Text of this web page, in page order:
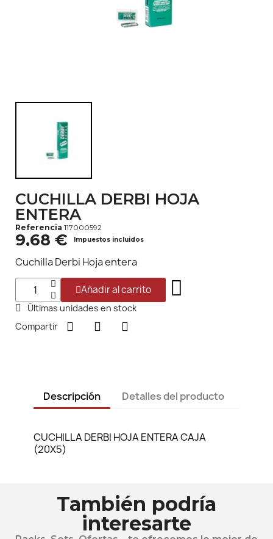
CUCHILLA DERBI HOJA
ENTERA
Referencia 117000592
9,68 € Impuestos incluidos
Cuchilla Derbi Hoja entera
Añadir al carrito
Últimas unidades en stock
Compartir
Descripción Detalles del producto
CUCHILLA DERBI HOJA ENTERA CAJA
(20X5)
También podría
interesarte